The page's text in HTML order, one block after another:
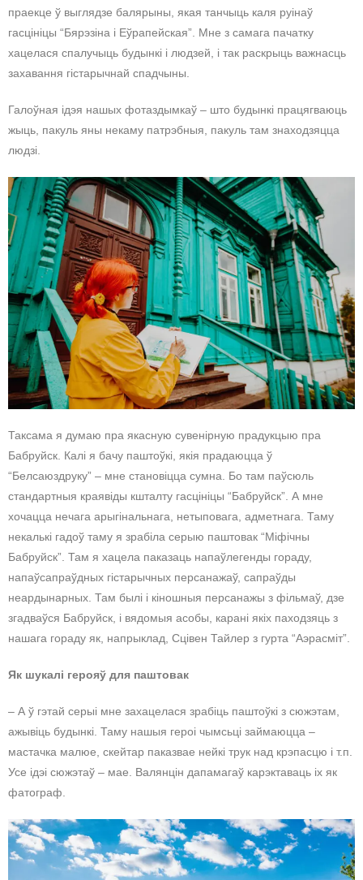
праекце ў выглядзе балярыны, якая танчыць каля руінаў
гасцініцы “Бярэзіна і Еўрапейская”. Мне з самага пачатку
хацелася спалучыць будынкі і людзей, і так раскрыць важнасць
захавання гістарычнай спадчыны.
Галоўная ідэя нашых фотаздымкаў – што будынкі працягваюць
жыць, пакуль яны некаму патрэбныя, пакуль там знаходзяцца
людзі.
Таксама я думаю пра якасную сувенірную прадукцыю пра
Бабруйск. Калі я бачу паштоўкі, якія прадаюцца ў
“Белсаюздруку” – мне становіцца сумна. Бо там паўсюль
стандартныя краявіды кшталту гасцініцы “Бабруйск”. А мне
хочацца нечага арыгінальнага, нетыповага, адметнага. Таму
некалькі гадоў таму я зрабіла серыю паштовак “Міфічны
Бабруйск”. Там я хацела паказаць напаўлегенды гораду,
напаўсапраўдных гістарычных персанажаў, сапраўды
неардынарных. Там былі і кіношныя персанажы з фільмаў, дзе
згадваўся Бабруйск, і вядомыя асобы, карані якіх паходзяць з
нашага гораду як, напрыклад, Сцівен Тайлер з гурта “Аэрасміт”.
Як шукалі герояў для паштовак
– А ў гэтай серыі мне захацелася зрабіць паштоўкі з сюжэтам,
ажывіць будынкі. Таму нашыя героі чымсьці займаюцца –
мастачка малюе, скейтар паказвае нейкі трук над крэпасцю і т.п.
Усе ідэі сюжэтаў – мае. Валянцін дапамагаў карэктаваць іх як
фатограф.